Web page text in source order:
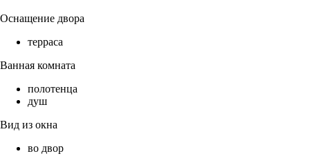
Оснащение двора
терраса
Ванная комната
полотенца
душ
Вид из окна
во двор